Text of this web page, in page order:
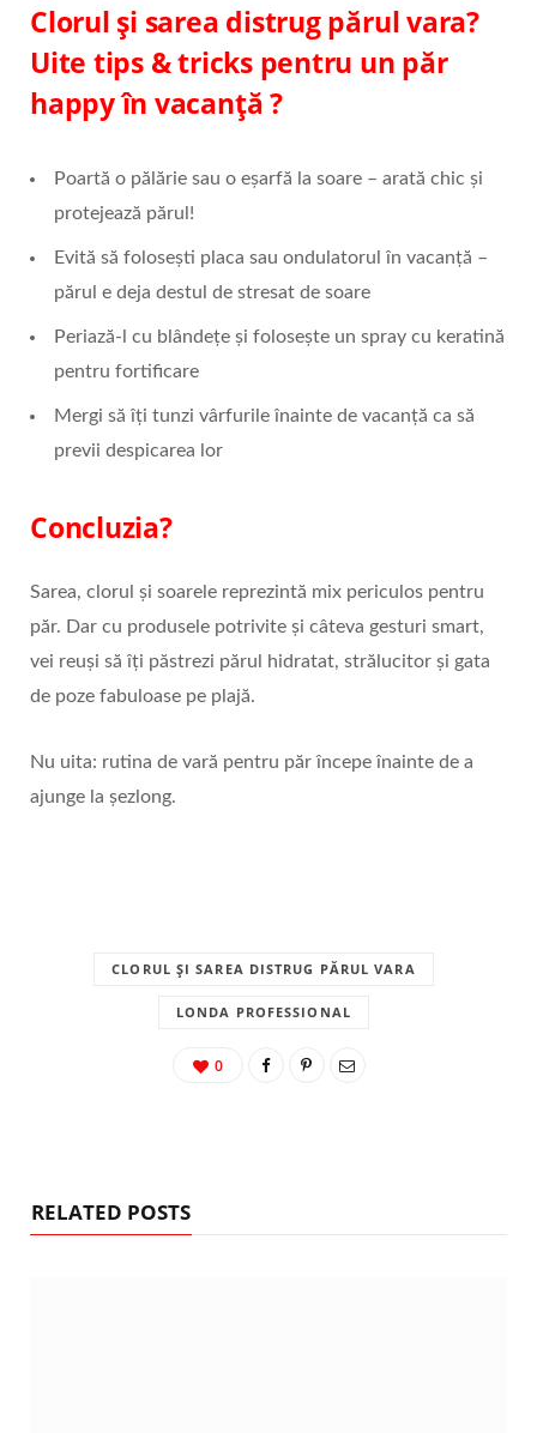
Clorul și sarea distrug părul vara?
Uite tips & tricks pentru un păr
happy în vacanță ?
Poartă o pălărie sau o eșarfă la soare – arată chic și
protejează părul!
Evită să folosești placa sau ondulatorul în vacanță –
părul e deja destul de stresat de soare
Periază-l cu blândețe și folosește un spray cu keratină
pentru fortificare
Mergi să îți tunzi vârfurile înainte de vacanță ca să
previi despicarea lor
Concluzia?
Sarea, clorul și soarele reprezintă mix periculos pentru
păr. Dar cu produsele potrivite și câteva gesturi smart,
vei reuși să îți păstrezi părul hidratat, strălucitor și gata
de poze fabuloase pe plajă.
Nu uita: rutina de vară pentru păr începe înainte de a
ajunge la șezlong.
CLORUL ȘI SAREA DISTRUG PĂRUL VARA
LONDA PROFESSIONAL
0
RELATED POSTS